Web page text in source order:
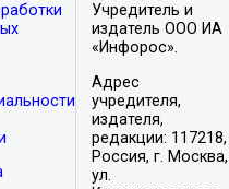
Учредитель и
издатель ООО ИА
«Инфорос».
Адрес
учредителя,
издателя,
редакции: 117218,
Россия, г. Москва,
ул.